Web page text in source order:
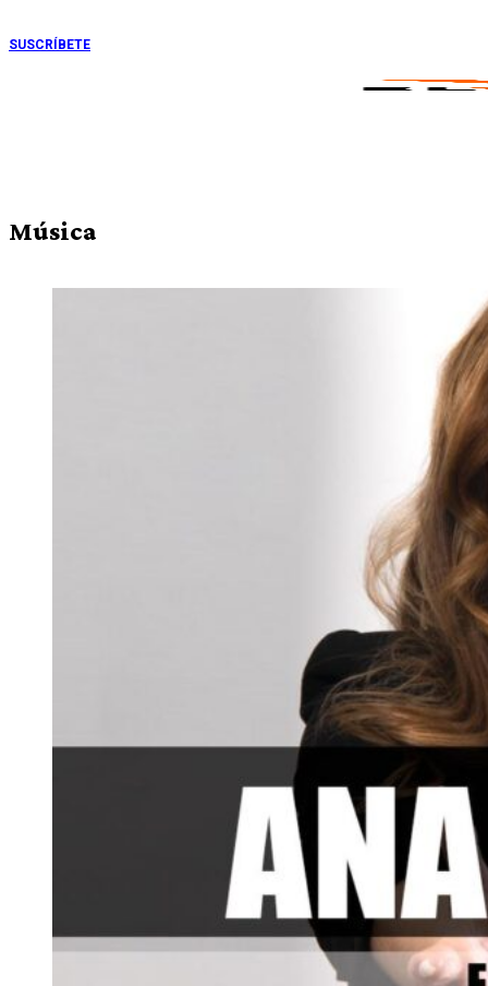
SUSCRÍBETE
Música